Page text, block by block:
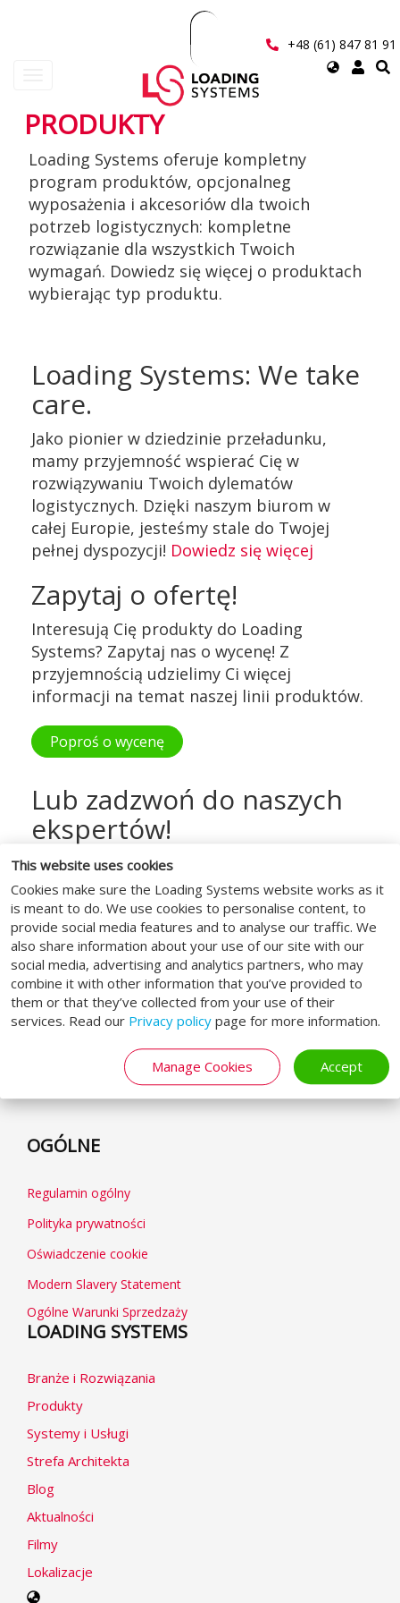
This website uses cookies
Cookies make sure the Loading Systems website works as it
is meant to do. We use cookies to personalise content, to
provide social media features and to analyse our traffic. We
also share information about your use of our site with our
social media, advertising and analytics partners, who may
combine it with other information that you’ve provided to
them or that they’ve collected from your use of their
services. Read our Privacy policy page for more information.
Manage Cookies Accept
+48 (61) 847 81 91
Select
User
account
menu
PRODUKTY
Loading Systems oferuje kompletny
program produktów, opcjonalneg
wyposażenia i akcesoriów dla twoich
potrzeb logistycznych: kompletne
rozwiązanie dla wszystkich Twoich
wymagań. Dowiedz się więcej o produktach
wybierając typ produktu.
Loading Systems: We take
care.
Jako pionier w dziedzinie przeładunku,
mamy przyjemność wspierać Cię w
rozwiązywaniu Twoich dylematów
logistycznych. Dzięki naszym biurom w
całej Europie, jesteśmy stale do Twojej
pełnej dyspozycji! Dowiedz się więcej
Zapytaj o ofertę!
Interesują Cię produkty do Loading
Systems? Zapytaj nas o wycenę! Z
przyjemnością udzielimy Ci więcej
informacji na temat naszej linii produktów.
Poproś o wycenę
Lub zadzwoń do naszych
ekspertów!
Czy masz pytanie dotyczące Loading
Systems lub jednego z naszych produktów?
Wyślij do nas e-mail lub zadzwoń do nas. Z
radością Ci pomożemy!
MEDIA SPOŁECZNOŚCIOWE
OGÓLNE
Regulamin ogólny
Polityka prywatności
Oświadczenie cookie
Modern Slavery Statement
Ogólne Warunki Sprzedzaży
LOADING SYSTEMS
Branże i Rozwiązania
Produkty
Systemy i Usługi
Strefa Architekta
Blog
Aktualności
Filmy
Lokalizacje
Select